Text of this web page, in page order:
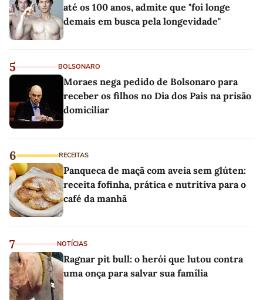
até os 100 anos, admite que "foi longe
demais em busca pela longevidade"
5 BOLSONARO
Moraes nega pedido de Bolsonaro para
receber os filhos no Dia dos Pais na prisão
domiciliar
6 RECEITAS
Panqueca de maçã com aveia sem glúten:
receita fofinha, prática e nutritiva para o
café da manhã
7 NOTÍCIAS
Ragnar pit bull: o herói que lutou contra
uma onça para salvar sua família